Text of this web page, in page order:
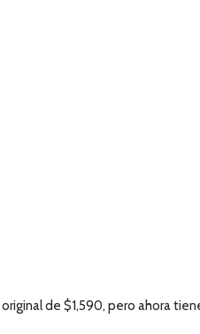
de $1,590, pero ahora